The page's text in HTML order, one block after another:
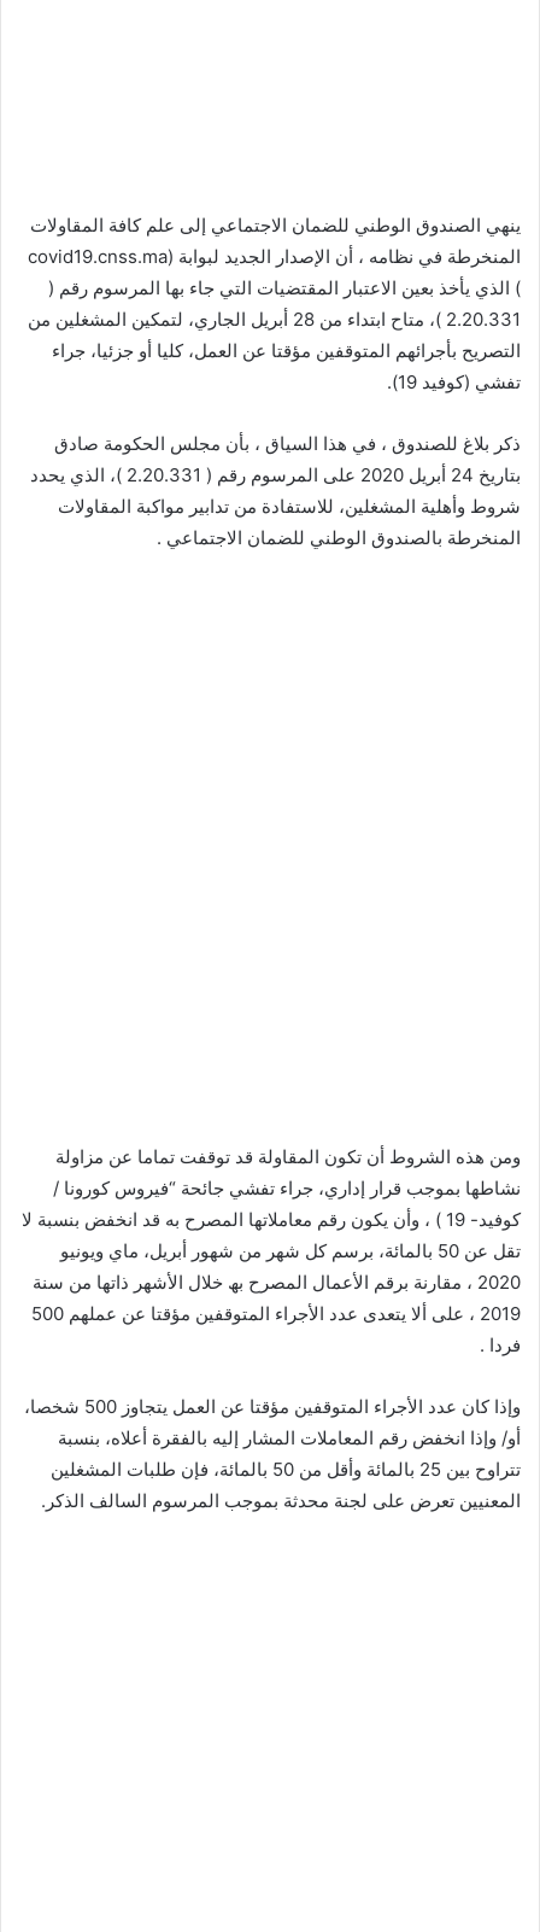
ینھي الصندوق الوطني للضمان الاجتماعي إلى علم كافة المقاولات
المنخرطة في نظامه ، أن الإصدار الجدید لبوابة (covid19.cnss.ma
) الذي یأخذ بعین الاعتبار المقتضیات التي جاء بھا المرسوم رقم (
2.20.331 )، متاح ابتداء من 28 أبریل الجاري، لتمكین المشغلین من
التصریح بأجرائھم المتوقفین مؤقتا عن العمل، كلیا أو جزئیا، جراء
تفشي (كوفيد 19).
ذكر بلاغ للصندوق ، في هذا السياق ، بأن مجلس الحكومة صادق
بتاریخ 24 أبریل 2020 على المرسوم رقم ( 2.20.331 )، الذي یحدد
شروط وأھلیة المشغلین، للاستفادة من تدابیر مواكبة المقاولات
المنخرطة بالصندوق الوطني للضمان الاجتماعي .
ومن هذه الشروط أن تكون المقاولة قد توقفت تماما عن مزاولة
نشاطھا بموجب قرار إداري، جراء تفشي جائحة “فیروس كورونا /
كوفید- 19 ) ، وأن یكون رقم معاملاتها المصرح به قد انخفض بنسبة لا
تقل عن 50 بالمائة، برسم كل شھر من شھور أبریل، ماي ویونیو
2020 ، مقارنة برقم الأعمال المصرح بھ خلال الأشھر ذاتها من سنة
2019 ، على ألا یتعدى عدد الأجراء المتوقفین مؤقتا عن عملھم 500
فردا .
وإذا كان عدد الأجراء المتوقفین مؤقتا عن العمل یتجاوز 500 شخصا،
أو/ وإذا انخفض رقم المعاملات المشار إليه بالفقرة أعلاه، بنسبة
تتراوح بین 25 بالمائة وأقل من 50 بالمائة، فإن طلبات المشغلین
المعنیین تعرض على لجنة محدثة بموجب المرسوم السالف الذكر.